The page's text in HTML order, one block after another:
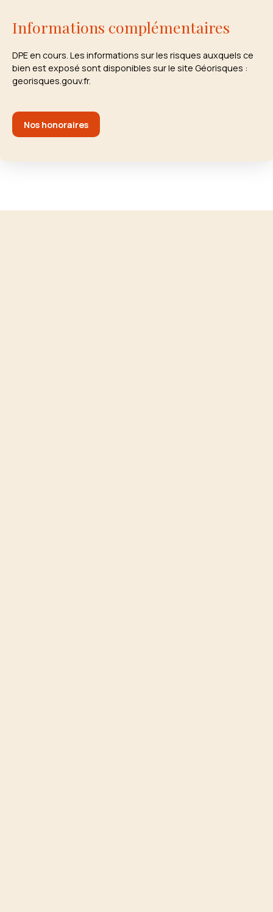
Informations complémentaires
DPE en cours. Les informations sur les risques auxquels ce
bien est exposé sont disponibles sur le site Géorisques :
georisques.gouv.fr.
Nos honoraires